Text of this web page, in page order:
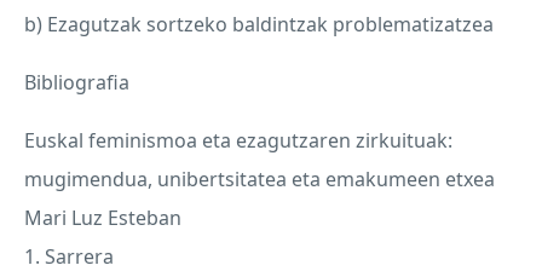
b) Ezagutzak sortzeko baldintzak problematizatzea
Bibliografia
Euskal feminismoa eta ezagutzaren zirkuituak:
mugimendua, unibertsitatea eta emakumeen etxea
Mari Luz Esteban
1. Sarrera